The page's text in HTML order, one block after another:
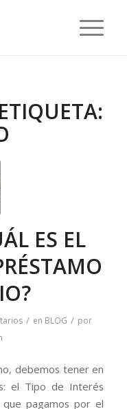
ES EL
/ en BLOG / por
debemos tener en
el Tipo de Interés
pagamos por el